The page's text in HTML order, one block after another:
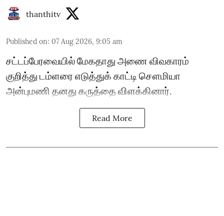
thanthitv
Published on: 07 Aug 2026, 9:05 am
சட்டப்பேரவையில் மேகதாது அணை விவகாரம்
குறித்து டம்ளரை எடுத்துக் காட்டி சௌமியா
அன்புமணி தனது கருத்தை விளக்கினார்.
Read More